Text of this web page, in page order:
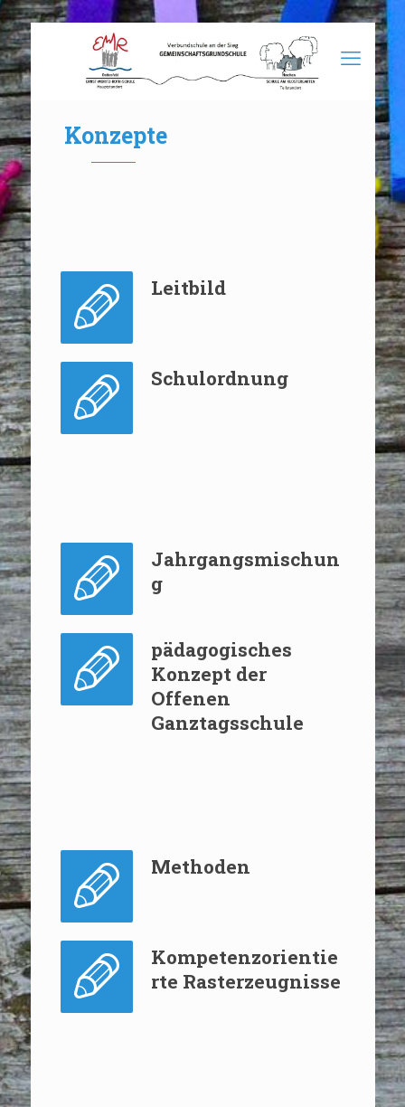
Konzepte
Leitbild
Schulordnung
Jahrgangsmischun
g
pädagogisches
Konzept der
Offenen
Ganztagsschule
Methoden
Kompetenzorientie
rte Rasterzeugnisse